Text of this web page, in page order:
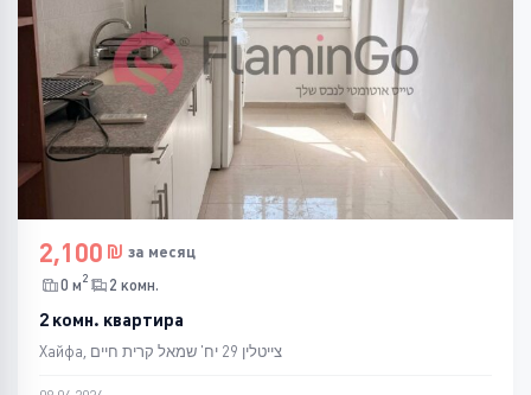
2,100
за месяц
0 м2 2 комн.
2 комн. квартира
Хайфа, צייטלין 29 יח' שמאל קרית חיים